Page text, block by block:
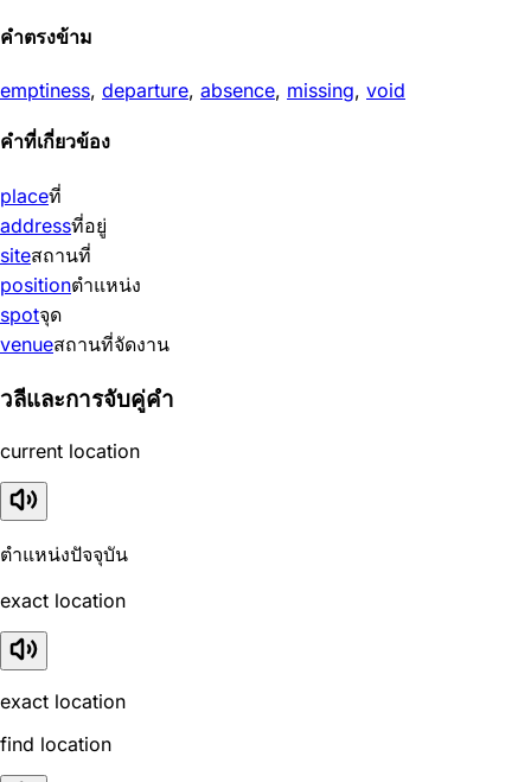
คำตรงข้าม
emptiness, departure, absence, missing, void
คำที่เกี่ยวข้อง
placeที่
addressที่อยู่
siteสถานที่
positionตำแหน่ง
spotจุด
venueสถานที่จัดงาน
วลีและการจับคู่คำ
current location
ตำแหน่งปัจจุบัน
exact location
exact location
find location